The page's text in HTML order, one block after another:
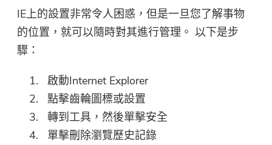
IE上的設置非常令人困惑，但是一旦您了解事物
的位置，就可以隨時對其進行管理。 以下是步
驟：
啟動Internet Explorer
點擊齒輪圖標或設置
轉到工具，然後單擊安全
單擊刪除瀏覽歷史記錄